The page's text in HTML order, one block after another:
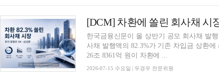
한국금융신문이 올 상반기 공모 회사채 발
사채 발행액의 82.3%가 기존 차입금 상환
26조 8361억 원이 차환에 ...
2026-07-15 수요일 | 두경우 전문위원